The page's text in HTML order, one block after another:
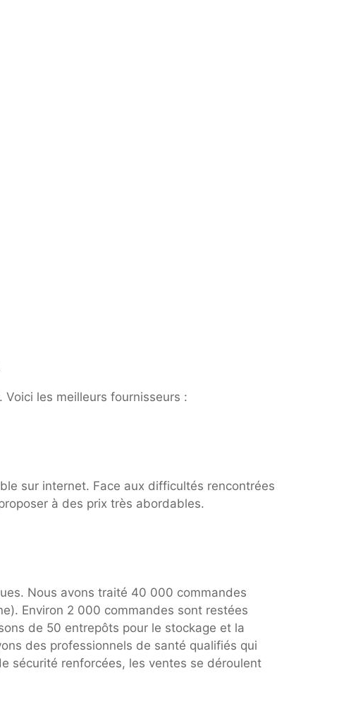
Voici les meilleurs fournisseurs :
sur internet. Face aux difficultés rencontrées
à des prix très abordables.
Nous avons traité 40 000 commandes
Environ 2 000 commandes sont restées
de 50 entrepôts pour le stockage et la
des professionnels de santé qualifiés qui
sécurité renforcées, les ventes se déroulent